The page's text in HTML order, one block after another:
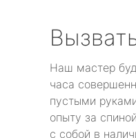
Наш мастер
часа
пустыми
опыту за
с собой в